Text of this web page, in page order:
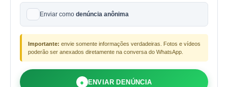
Enviar como denúncia anônima
Importante: envie somente informações verdadeiras. Fotos e vídeos
poderão ser anexados diretamente na conversa do WhatsApp.
● ENVIAR DENÚNCIA